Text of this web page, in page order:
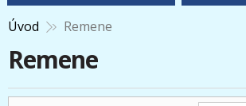
Úvod Remene
Remene